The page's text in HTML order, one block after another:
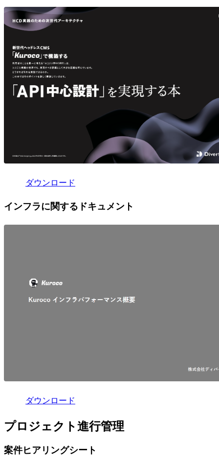
ダウンロード
インフラに関するドキュメント
ダウンロード
プロジェクト進行管理
案件ヒアリングシート